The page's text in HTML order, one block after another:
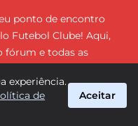
ponto de encontro
Futebol Clube! Aqui,
fórum e todas as
apaixonada pelo
#1Soberano
experiência.
de
Aceitar